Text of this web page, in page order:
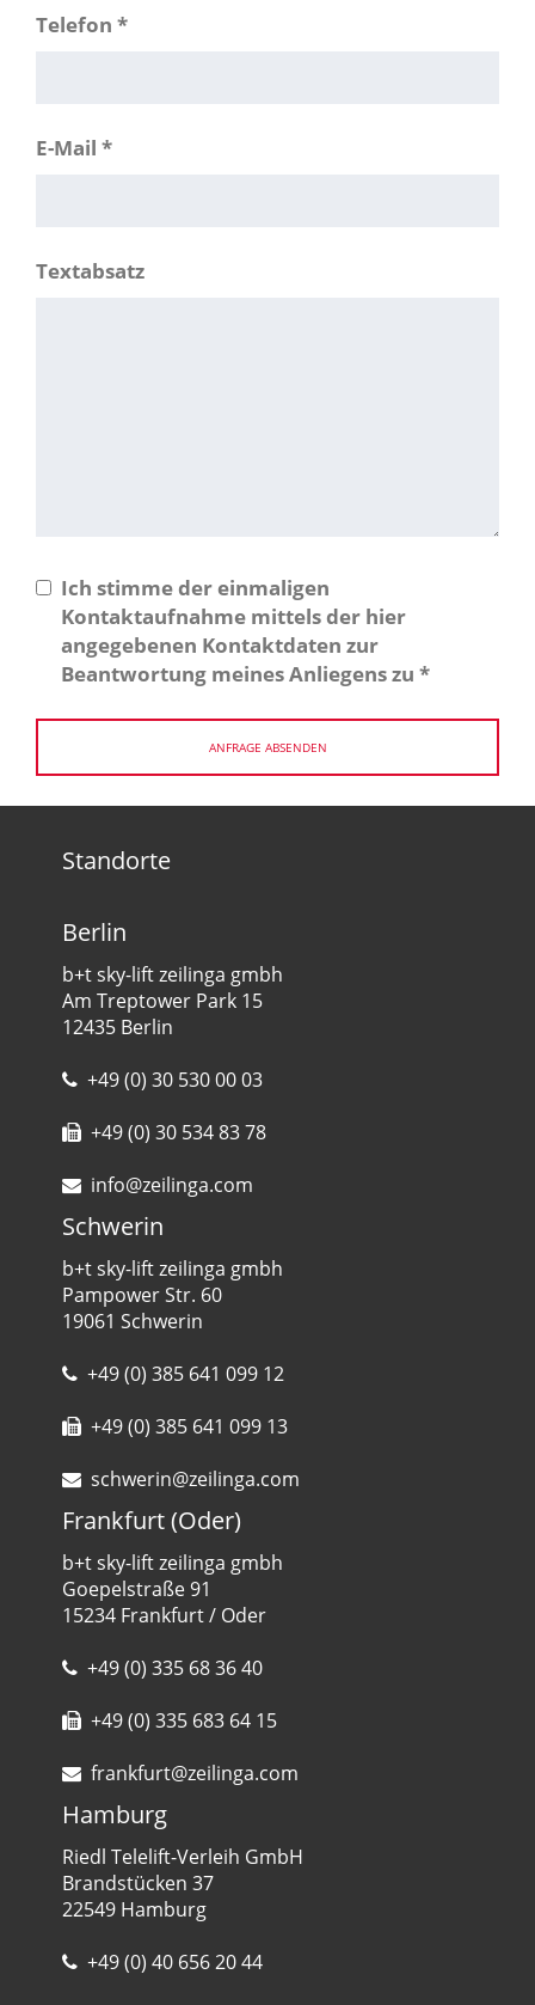
Telefon *
E-Mail *
Textabsatz
Ich stimme der einmaligen
Kontaktaufnahme mittels der hier
angegebenen Kontaktdaten zur
Beantwortung meines Anliegens zu *
Standorte
Berlin
b+t sky-lift zeilinga gmbh
Am Treptower Park 15
12435 Berlin
+49 (0) 30 530 00 03
+49 (0) 30 534 83 78
info@zeilinga.com
Schwerin
b+t sky-lift zeilinga gmbh
Pampower Str. 60
19061 Schwerin
+49 (0) 385 641 099 12
+49 (0) 385 641 099 13
schwerin@zeilinga.com
Frankfurt (Oder)
b+t sky-lift zeilinga gmbh
Goepelstraße 91
15234 Frankfurt / Oder
+49 (0) 335 68 36 40
+49 (0) 335 683 64 15
frankfurt@zeilinga.com
Hamburg
Riedl Telelift-Verleih GmbH
Brandstücken 37
22549 Hamburg
+49 (0) 40 656 20 44